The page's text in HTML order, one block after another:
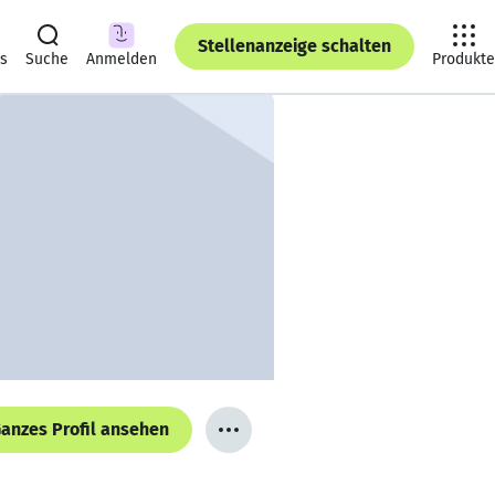
Suche Anmelden
Stellenanzeige schalten
Produkte
Profil ansehen